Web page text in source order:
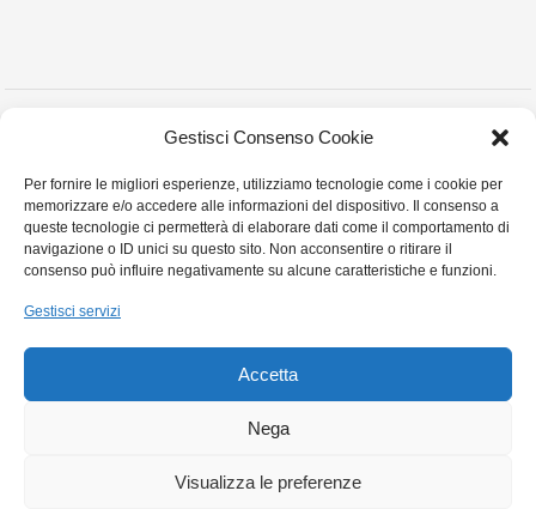
Gestisci Consenso Cookie
Per fornire le migliori esperienze, utilizziamo tecnologie come i cookie per
memorizzare e/o accedere alle informazioni del dispositivo. Il consenso a
queste tecnologie ci permetterà di elaborare dati come il comportamento di
navigazione o ID unici su questo sito. Non acconsentire o ritirare il
consenso può influire negativamente su alcune caratteristiche e funzioni.
Gestisci servizi
Accetta
Nega
Visualizza le preferenze
Copyright © 2023 Montanelli Agenzia Immobiliare
255413- Cell:3357879968 Email:montanellicase@gmail.com - Privacy Policy
Cookie Policy